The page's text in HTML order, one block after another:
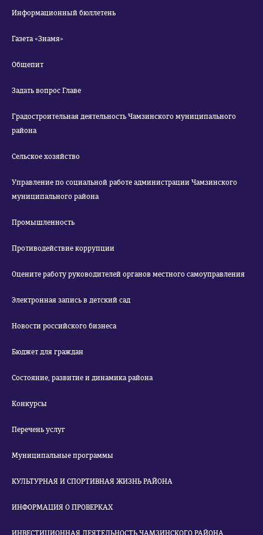
Информационный бюллетень
Газета «Знамя»
Общепит
Задать вопрос Главе
Градостроительная деятельность Чамзинского муниципального
района
Сельское хозяйство
Управление по социальной работе администрации Чамзинского
муниципального района
Промышленность
Противодействие коррупции
Оцените работу руководителей органов местного самоуправления
Электронная запись в детский сад
Новости российского бизнеса
Бюджет для граждан
Состояние, развитие и динамика района
Конкурсы
Перечень услуг
Муниципальные программы
КУЛЬТУРНАЯ И СПОРТИВНАЯ ЖИЗНЬ РАЙОНА
ИНФОРМАЦИЯ О ПРОВЕРКАХ
ИНВЕСТИЦИОННАЯ ДЕЯТЕЛЬНОСТЬ ЧАМЗИНСКОГО РАЙОНА